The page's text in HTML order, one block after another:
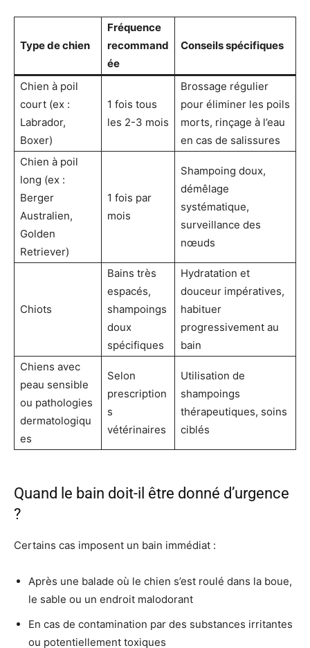
Type de chien
Fréquence
recommand
ée
Conseils spécifiques
Chien à poil
court (ex :
Labrador,
Boxer)
1 fois tous
les 2-3 mois
Brossage régulier
pour éliminer les poils
morts, rinçage à l’eau
en cas de salissures
Chien à poil
long (ex :
Berger
Australien,
Golden
Retriever)
1 fois par
mois
Shampoing doux,
démêlage
systématique,
surveillance des
nœuds
Chiots
Bains très
espacés,
shampoings
doux
spécifiques
Hydratation et
douceur impératives,
habituer
progressivement au
bain
Chiens avec
peau sensible
ou pathologies
dermatologiqu
es
Selon
prescription
s
vétérinaires
Utilisation de
shampoings
thérapeutiques, soins
ciblés
Quand le bain doit-il être donné d’urgence
?
Certains cas imposent un bain immédiat :
Après une balade où le chien s’est roulé dans la boue,
le sable ou un endroit malodorant
En cas de contamination par des substances irritantes
ou potentiellement toxiques